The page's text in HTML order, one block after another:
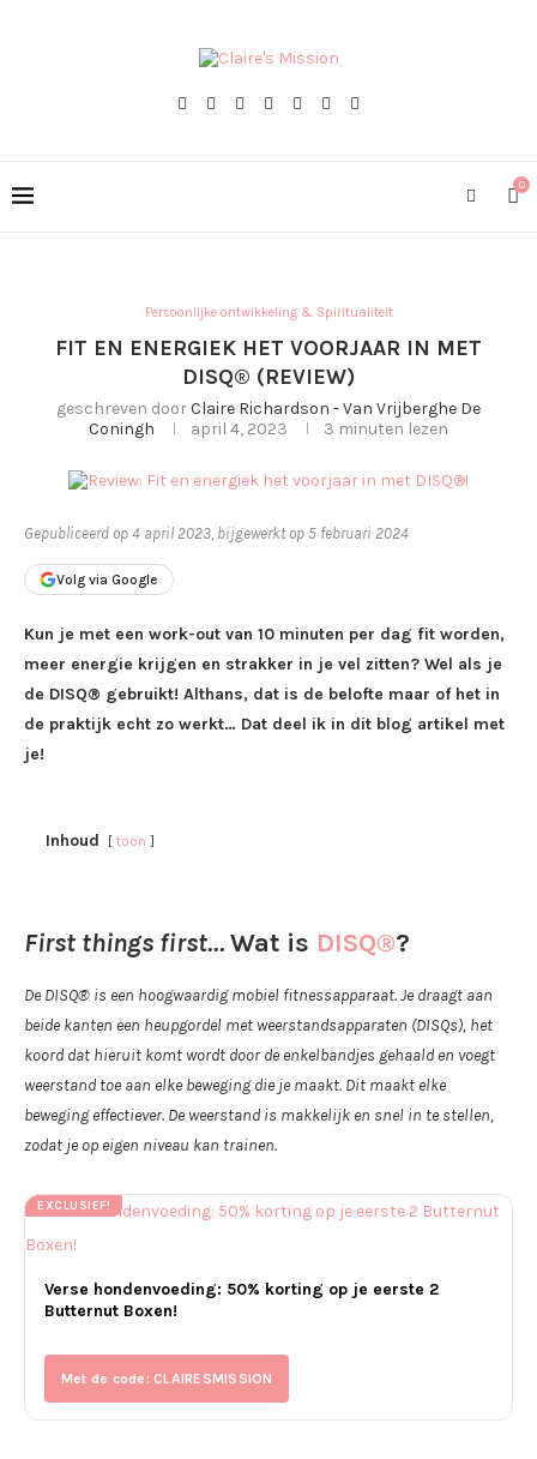
0
Persoonlijke ontwikkeling & Spiritualiteit
FIT EN ENERGIEK HET VOORJAAR IN MET
DISQ® (REVIEW)
geschreven doorClaire Richardson - Van Vrijberghe De
Coningh
april 4, 2023 3 minuten lezen
Gepubliceerd op 4 april 2023, bijgewerkt op 5 februari 2024
Volg via Google
Kun je met een work-out van 10 minuten per dag fit worden,
meer energie krijgen en strakker in je vel zitten? Wel als je
de DISQ® gebruikt! Althans, dat is de belofte maar of het in
de praktijk echt zo werkt… Dat deel ik in dit blog artikel met
je!
Inhoud toon
First things first…Wat is DISQ®?
De DISQ® is een hoogwaardig mobiel fitnessapparaat. Je draagt aan
beide kanten een heupgordel met weerstandsapparaten (DISQs), het
koord dat hieruit komt wordt door de enkelbandjes gehaald en voegt
weerstand toe aan elke beweging die je maakt. Dit maakt elke
beweging effectiever. De weerstand is makkelijk en snel in te stellen,
zodat je op eigen niveau kan trainen.
EXCLUSIEF!
Verse hondenvoeding: 50% korting op je eerste 2
Butternut Boxen!
Met de code: CLAIRESMISSION